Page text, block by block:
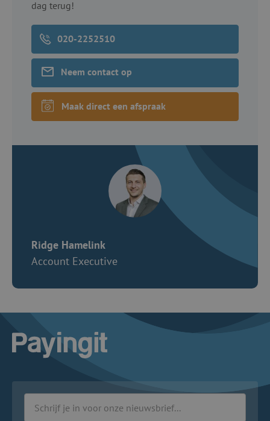
dag terug!
020-2252510
Neem contact op
Maak direct een afspraak
Ridge Hamelink
Account Executive
Logo Payingit